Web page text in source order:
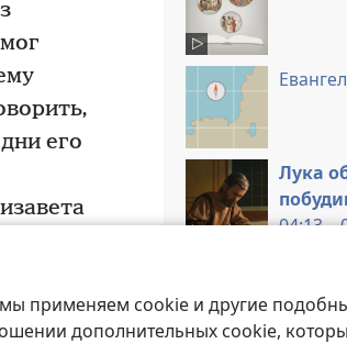
применяем cookie и другие
дополнительных cookie,
его
с
Лука
а Ин 20:30, 31